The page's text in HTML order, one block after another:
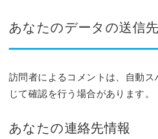
あなたのデータの送信先
訪問者によるコメントは、自動
じて確認を行う場合があります。
あなたの連絡先情報